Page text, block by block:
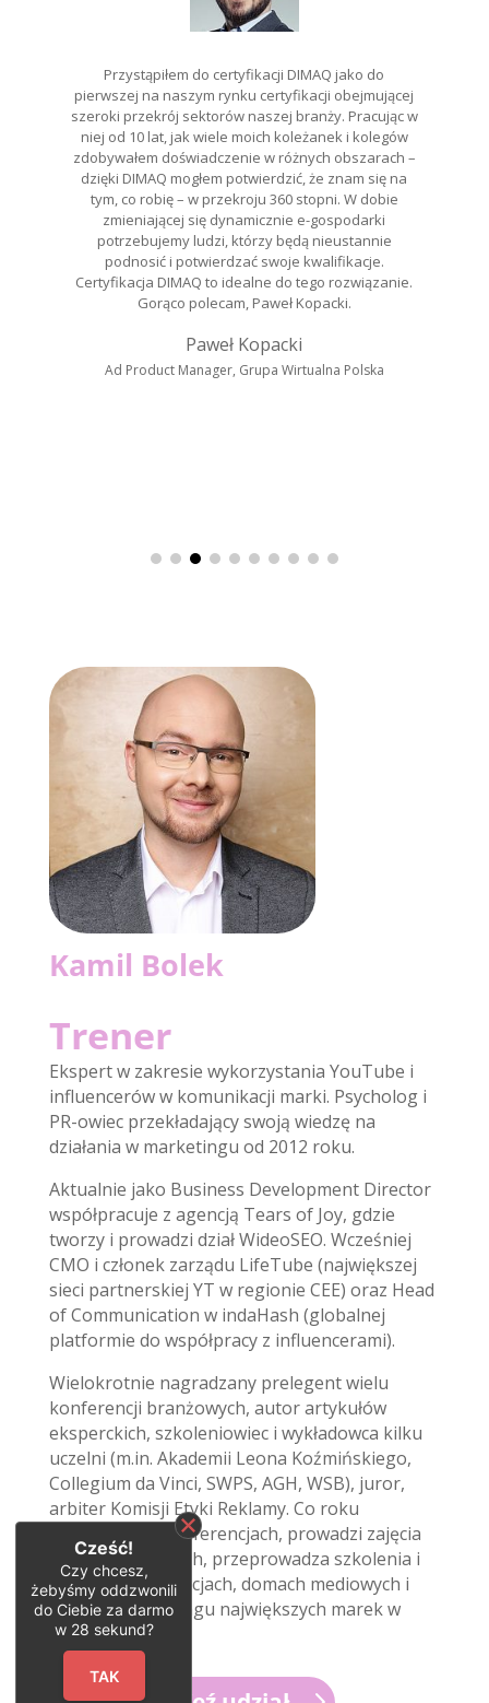
Przystąpiłem do certyfikacji DIMAQ jako do
pierwszej na naszym rynku certyfikacji obejmującej
szeroki przekrój sektorów naszej branży. Pracując w
niej od 10 lat, jak wiele moich koleżanek i kolegów
zdobywałem doświadczenie w różnych obszarach –
dzięki DIMAQ mogłem potwierdzić, że znam się na
tym, co robię – w przekroju 360 stopni. W dobie
zmieniającej się dynamicznie e-gospodarki
potrzebujemy ludzi, którzy będą nieustannie
podnosić i potwierdzać swoje kwalifikacje.
Certyfikacja DIMAQ to idealne do tego rozwiązanie.
Gorąco polecam, Paweł Kopacki.
Paweł Kopacki
Ad Product Manager, Grupa Wirtualna Polska
Kamil Bolek
Trener
Ekspert w zakresie wykorzystania YouTube i
influencerów w komunikacji marki. Psycholog i
PR-owiec przekładający swoją wiedzę na
działania w marketingu od 2012 roku.
Aktualnie jako Business Development Director
współpracuje z agencją Tears of Joy, gdzie
tworzy i prowadzi dział WideoSEO. Wcześniej
CMO i członek zarządu LifeTube (największej
sieci partnerskiej YT w regionie CEE) oraz Head
of Communication w indaHash (globalnej
platformie do współpracy z influencerami).
Wielokrotnie nagradzany prelegent wielu
konferencji branżowych, autor artykułów
eksperckich, szkoleniowiec i wykładowca kilku
uczelni (m.in. Akademii Leona Koźmińskiego,
Collegium da Vinci, SWPS, AGH, WSB), juror,
arbiter Komisji Etyki Reklamy. Co roku
występuje na konferencjach, prowadzi zajęcia
na kilku uczelniach, przeprowadza szkolenia i
warsztaty w agencjach, domach mediowych i
działach marketingu największych marek w
Polsce.
Cześć!
Czy chcesz,
żebyśmy oddzwonili
do Ciebie za darmo
w 28 sekund?
TAK